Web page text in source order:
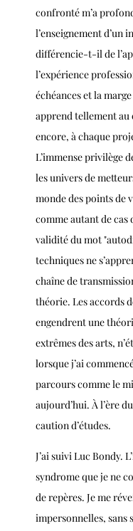
confronté m’a
l’enseignement d’un
différencie-t-il de
l’expérience
échéances et la
apprend tellement au
encore, à chaque
L’immense privilège
les univers de
monde des points de
comme autant de cas
validité du mot
techniques ne
chaîne de
théorie. Les accords
engendrent une
extrêmes des arts,
lorsque j’ai
parcours comme le
aujourd’hui. À l’ère
caution d’études.
J’ai suivi Luc Bondy.
syndrome que je ne
de repères. Je me
impersonnelles, sans